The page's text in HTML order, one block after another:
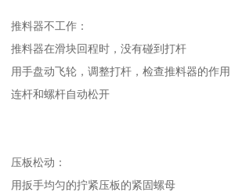
推料器不工作：
推料器在滑块回程时，没有碰到打杆
用手盘动飞轮，调整打杆，检查推料器的作用
连杆和螺杆自动松开
压板松动：
用扳手均匀的拧紧压板的紧固螺母